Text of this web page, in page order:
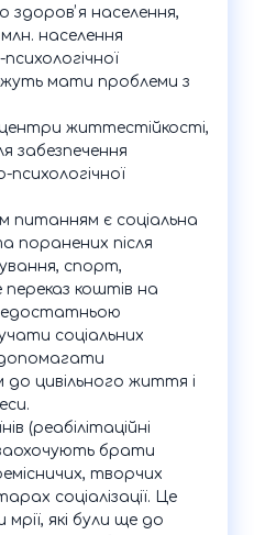
населення,
населення
мати проблеми з
життестійкості,
забезпечення
психологічної
питанням є соціальна
поранених після
спорт,
коштів на
соціальних
допомагати
до цивільного життя і
(реабілітаційні
брати
творчих
соціалізації. Це
які були ще до